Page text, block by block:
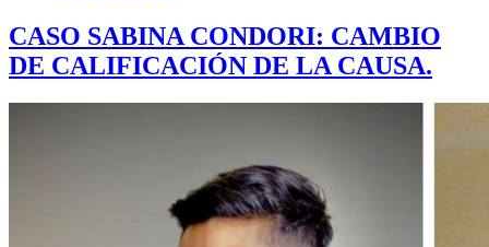
CASO SABINA CONDORI: CAMBIO
DE CALIFICACIÓN DE LA CAUSA.